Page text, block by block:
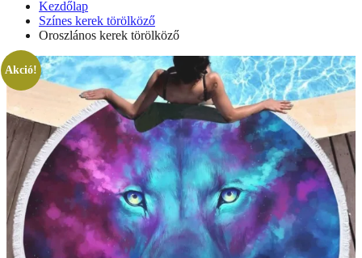
Kezdőlap
Színes kerek törölköző
Oroszlános kerek törölköző
Akció!